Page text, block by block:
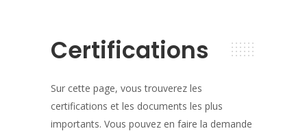
Certifications
Sur cette page, vous trouverez les
certifications et les documents les plus
importants. Vous pouvez en faire la demande